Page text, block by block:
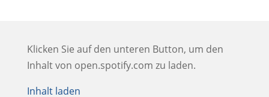
Klicken Sie auf den unteren Button, um den
Inhalt von open.spotify.com zu laden.
Inhalt laden